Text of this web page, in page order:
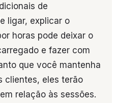
de
ligar, explicar o
horas pode deixar o
e fazer com
que você mantenha
clientes, eles terão
relação às sessões.